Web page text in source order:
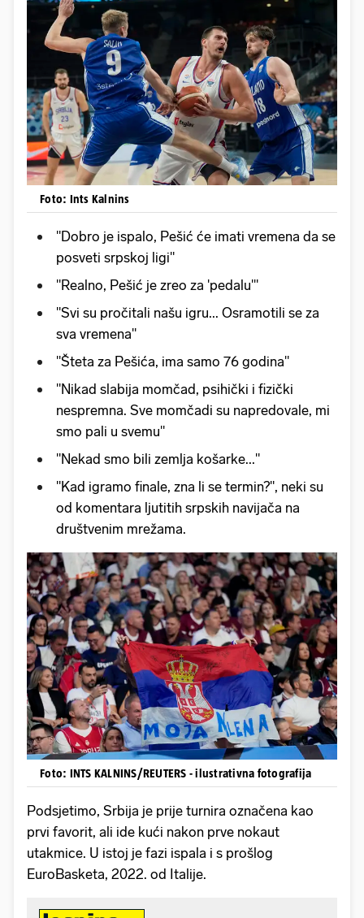
Foto: Ints Kalnins
"Dobro je ispalo, Pešić će imati vremena da se
posveti srpskoj ligi"
"Realno, Pešić je zreo za 'pedalu'"
"Svi su pročitali našu igru... Osramotili se za
sva vremena"
"Šteta za Pešića, ima samo 76 godina"
"Nikad slabija momčad, psihički i fizički
nespremna. Sve momčadi su napredovale, mi
smo pali u svemu"
"Nekad smo bili zemlja košarke..."
"Kad igramo finale, zna li se termin?", neki su
od komentara ljutitih srpskih navijača na
društvenim mrežama.
Foto: INTS KALNINS/REUTERS - ilustrativna fotografija
Podsjetimo, Srbija je prije turnira označena kao
prvi favorit, ali ide kući nakon prve nokaut
utakmice. U istoj je fazi ispala i s prošlog
EuroBasketa, 2022. od Italije.